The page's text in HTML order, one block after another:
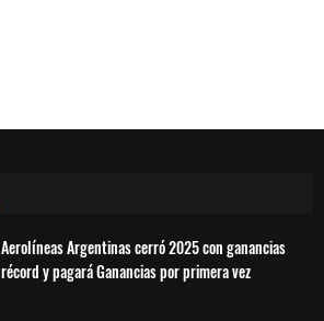
Aerolíneas Argentinas cerró 2025 con ganancias
récord y pagará Ganancias por primera vez